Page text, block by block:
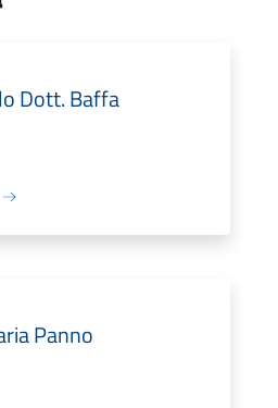
Dott. Baffa
Panno